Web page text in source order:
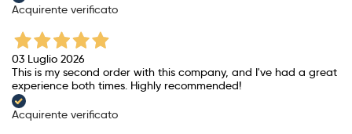
Acquirente verificato
03 Luglio 2026
This is my second order with this company, and I've had a great
experience both times. Highly recommended!
Acquirente verificato